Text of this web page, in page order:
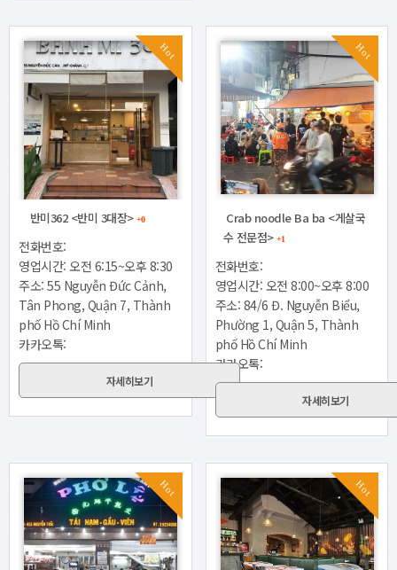
Hot
반미362 <반미 3대장> +0
전화번호:
영업시간: 오전 6:15~오후 8:30
주소: 55 Nguyễn Đức Cảnh,
Tân Phong, Quận 7, Thành
phố Hồ Chí Minh
카카오톡:
자세히보기
Hot
Crab noodle Ba ba <게살국
수 전문점> +1
전화번호:
영업시간: 오전 8:00~오후 8:00
주소: 84/6 Đ. Nguyễn Biểu,
Phường 1, Quận 5, Thành
phố Hồ Chí Minh
카카오톡:
자세히보기
Hot Hot